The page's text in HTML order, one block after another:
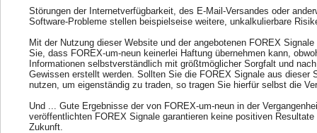
Störungen der Internetverfügbarkeit, des E-Mail-Versandes oder
Software-Probleme stellen beispielseise weitere, unkalkulierbare
Mit der Nutzung dieser Website und der angebotenen FOREX
Sie, dass FOREX-um-neun keinerlei Haftung übernehmen kann,
Informationen selbstverständlich mit größtmöglicher Sorgfalt und
Gewissen erstellt werden. Sollten Sie die FOREX Signale aus dieser
nutzen, um eigenständig zu traden, so tragen Sie hierfür selbst die
Und ... Gute Ergebnisse der von FOREX-um-neun in der
veröffentlichten FOREX Signale garantieren keine positiven Resultate
Zukunft.